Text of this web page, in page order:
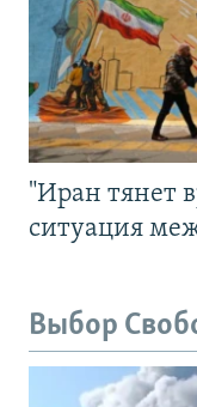
"Иран тянет
ситуация
Выбор